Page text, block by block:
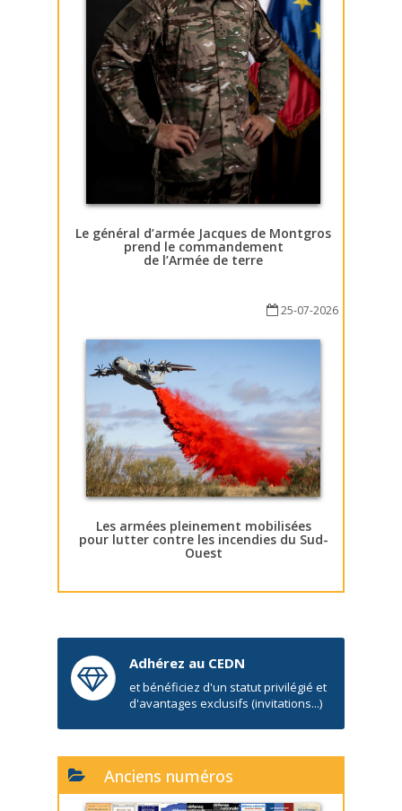
Le général d’armée Jacques de Montgros
prend le commandement
de l’Armée de terre
25-07-2026
Les armées pleinement mobilisées
pour lutter contre les incendies du Sud-
Ouest
Adhérez au CEDN
et bénéficiez d'un statut privilégié et
d'avantages exclusifs (invitations...)
Anciens numéros